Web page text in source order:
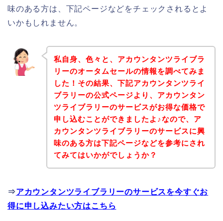
味のある方は、下記ページなどをチェックされるとよ
いかもしれません。
私自身、色々と、アカウンタンツライブラ
リーのオータムセールの情報を調べてみま
した！その結果、下記アカウンタンツライ
ブラリーの公式ページより、アカウンタン
ツライブラリーのサービスがお得な価格で
申し込むことができましたよ♪なので、ア
カウンタンツライブラリーのサービスに興
味のある方は下記ページなどを参考にされ
てみてはいかがでしょうか？
⇒アカウンタンツライブラリーのサービスを今すぐお
得に申し込みたい方はこちら